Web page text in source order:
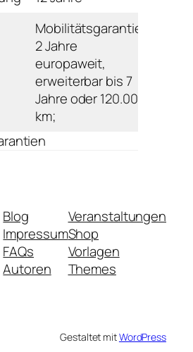
Mobilitätsgarantie:
2 Jahre
europaweit,
erweiterbar bis 7
Jahre oder 120.000
km;
Blog
Impressum
FAQs
Autoren
Veranstaltungen
Shop
Vorlagen
Themes
Gestaltet mitWordPress